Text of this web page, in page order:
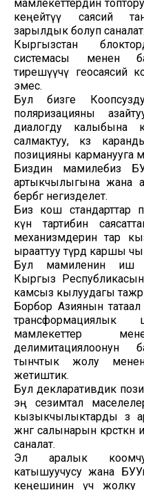
мамлекеттердин
кеңейтүү саясий
зарылдык болуп саналат.
Кыргызстан
системасы менен
тирешүүчү геосаясий
эмес.
Бул бизге
поляризацияны
диалогду калыбына
салмактуу, көз
позицияны карманууга
Биздин мамилебиз
артыкчылыгына жана
бербөөгө негизделет.
Биз кош стандарттар
күн тартибин
механизмдерин тар
ырааттуу түрдө каршы
Бул мамиленин иш
Кыргыз
камсыз кылуудагы
Борбор Азиянын
мамлекеттер
делимитациялоонун
тынчтык жолу
жетиштик.
Бул декларативдик
эң сезимтал
кызыкчылыктарды өз
жөнгө салынарын
саналат.
Эл аралык
катышуучусу жана
кеңешинин үч жолку